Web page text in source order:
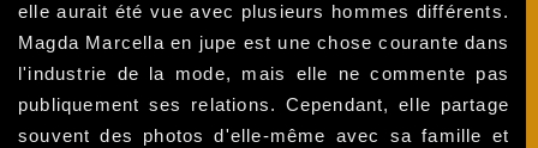
elle aurait été vue avec plusieurs hommes différents.
Magda Marcella en jupe est une chose courante dans
l'industrie de la mode, mais elle ne commente pas
publiquement ses relations. Cependant, elle partage
souvent des photos d'elle-même avec sa famille et